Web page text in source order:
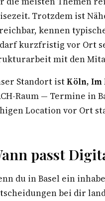
Trotzdem ist
kennen
kurzfristig vor Ort
mit den
Standort istKöln, Im
Raum — Termine in
Location vor Ort
passt
du in Basel ein
bei dir